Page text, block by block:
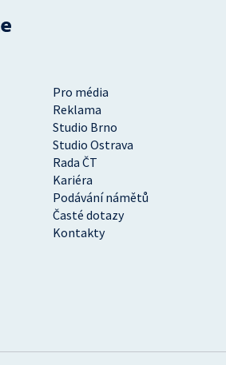
Pro média
Reklama
Studio Brno
Studio Ostrava
Rada ČT
Kariéra
Podávání námětů
Časté dotazy
Kontakty